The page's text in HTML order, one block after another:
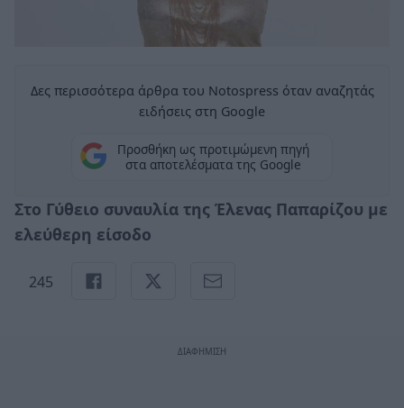
Δες περισσότερα άρθρα του Notospress όταν αναζητάς
ειδήσεις στη Google
Προσθήκη ως προτιμώμενη πηγή
στα αποτελέσματα της Google
Στο Γύθειο συναυλία της Έλενας Παπαρίζου με
ελεύθερη είσοδο
245